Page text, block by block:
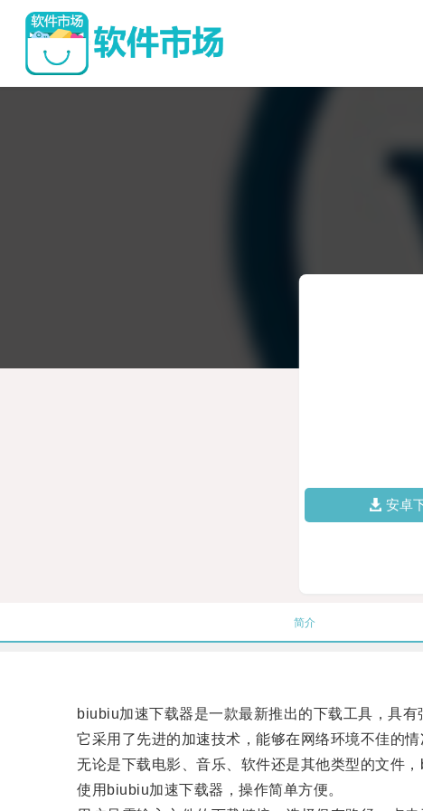
安卓
简介
biubiu加速下载器是一款最新推出的下载工具，具有
它采用了先进的加速技术，能够在网络环境不佳的情
无论是下载电影、音乐、软件还是其他类型的文件，
使用biubiu加速下载器，操作简单方便。